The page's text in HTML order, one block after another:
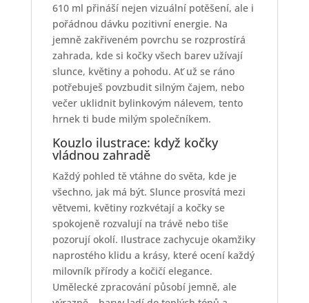
610 ml přináší nejen vizuální potěšení, ale i
pořádnou dávku pozitivní energie. Na
jemně zakřiveném povrchu se rozprostírá
zahrada, kde si kočky všech barev užívají
slunce, květiny a pohodu. Ať už se ráno
potřebuješ povzbudit silným čajem, nebo
večer uklidnit bylinkovým nálevem, tento
hrnek ti bude milým společníkem.
Kouzlo ilustrace: když kočky
vládnou zahradě
Každý pohled tě vtáhne do světa, kde je
všechno, jak má být. Slunce prosvítá mezi
větvemi, květiny rozkvétají a kočky se
spokojeně rozvalují na trávě nebo tiše
pozorují okolí. Ilustrace zachycuje okamžiky
naprostého klidu a krásy, které ocení každý
milovník přírody a kočičí elegance.
Umělecké zpracování působí jemně, ale